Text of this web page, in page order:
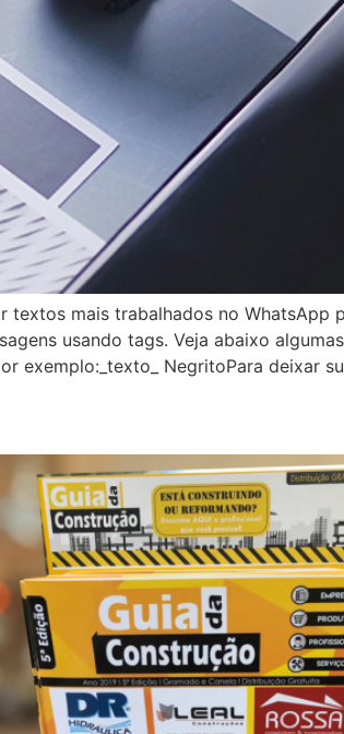
textos mais trabalhados no
usando tags. Veja abaixo
exemplo:_texto_ NegritoPara deixar